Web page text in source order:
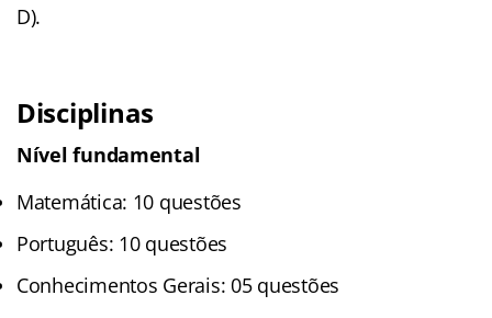
D).
Disciplinas
Nível fundamental
Matemática: 10 questões
Português: 10 questões
Conhecimentos Gerais: 05 questões